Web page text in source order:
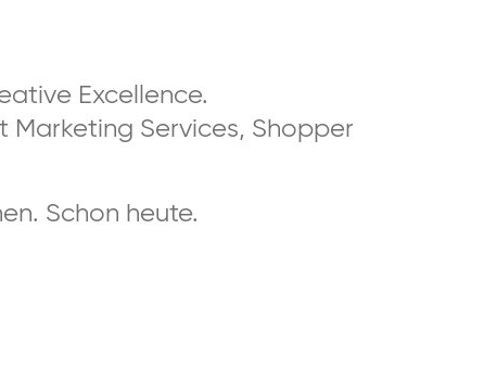
Excellence.
Services, Shopper
Schon heute.